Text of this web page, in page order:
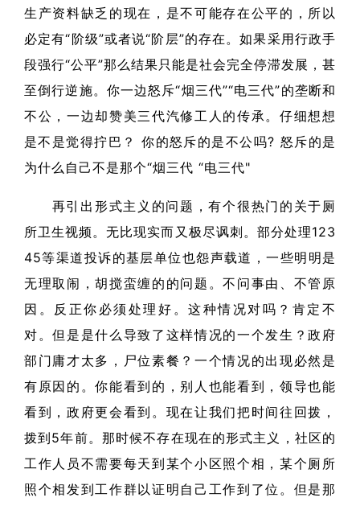
生产资料缺乏的现在，是不可能存在公平的，所以
必定有“阶级”或者说“阶层”的存在。如果采用行政手
段强行“公平”那么结果只能是社会完全停滞发展，甚
至倒行逆施。你一边怒斥“烟三代”“电三代”的垄断和
不公，一边却赞美三代汽修工人的传承。仔细想想
是不是觉得拧巴？ 你的怒斥的是不公吗? 怒斥的是
为什么自己不是那个“烟三代 “电三代"
再引出形式主义的问题，有个很热门的关于厕
所卫生视频。无比现实而又极尽讽刺。部分处理123
45等渠道投诉的基层单位也怨声载道，一些明明是
无理取闹，胡搅蛮缠的的问题。不问事由、不管原
因。反正你必须处理好。这种情况对吗？肯定不
对。但是是什么导致了这样情况的一个发生？政府
部门庸才太多，尸位素餐？一个情况的出现必然是
有原因的。你能看到的，别人也能看到，领导也能
看到，政府更会看到。现在让我们把时间往回拨，
拨到5年前。那时候不存在现在的形式主义，社区的
工作人员不需要每天到某个小区照个相，某个厕所
照个相发到工作群以证明自己工作到了位。但是那